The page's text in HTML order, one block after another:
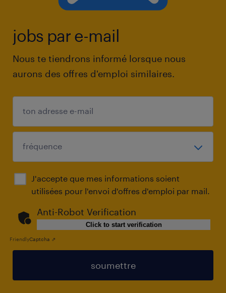
jobs par e-mail
Nous te tiendrons informé lorsque nous
aurons des offres d'emploi similaires.
J'accepte que mes informations soient
utilisées pour l'envoi d'offres d'emploi par mail.
Anti-Robot Verification
Click to start verification
FriendlyCaptcha ⇗
soumettre